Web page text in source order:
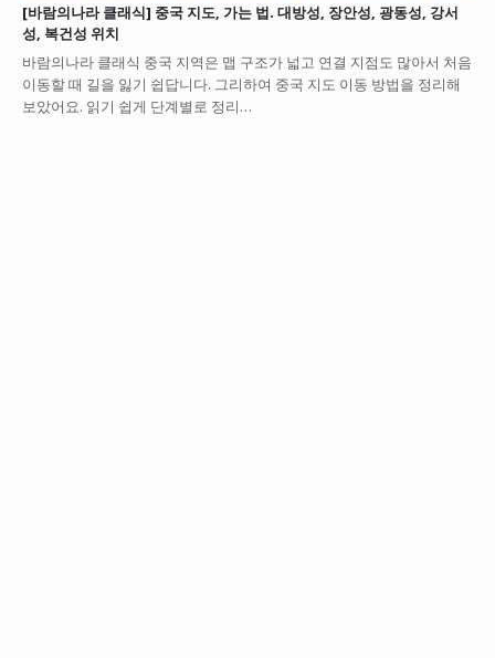
[바람의나라 클래식] 중국 지도, 가는 법. 대방성, 장안성, 광동성, 강서
성, 복건성 위치
바람의나라 클래식 중국 지역은 맵 구조가 넓고 연결 지점도 많아서 처음
이동할 때 길을 잃기 쉽답니다. 그리하여 중국 지도 이동 방법을 정리해
보았어요. 읽기 쉽게 단계별로 정리…